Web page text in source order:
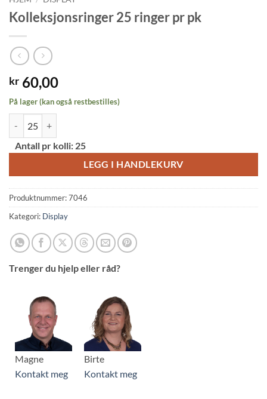
Kolleksjonsringer 25 ringer pr pk
kr 60,00
På lager (kan også restbestilles)
Antall pr kolli: 25
LEGG I HANDLEKURV
Alternative:
Produktnummer:7046
Kategori: Display
Trenger du hjelp eller råd?
Magne
Kontakt meg
Birte
Kontakt meg